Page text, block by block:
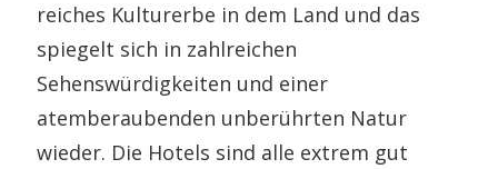
reiches Kulturerbe in dem Land und das
spiegelt sich in zahlreichen
Sehenswürdigkeiten und einer
atemberaubenden unberührten Natur
wieder. Die Hotels sind alle extrem gut